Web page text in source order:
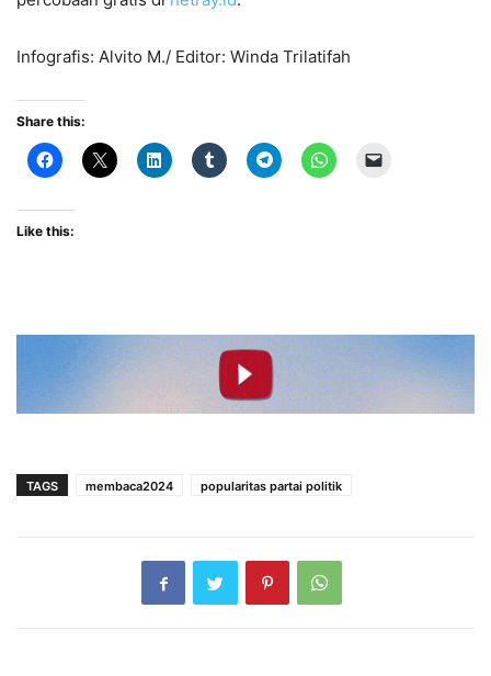
Infografis: Alvito M./ Editor: Winda Trilatifah
Share this:
Like this:
TAGS membaca2024 popularitas partai politik